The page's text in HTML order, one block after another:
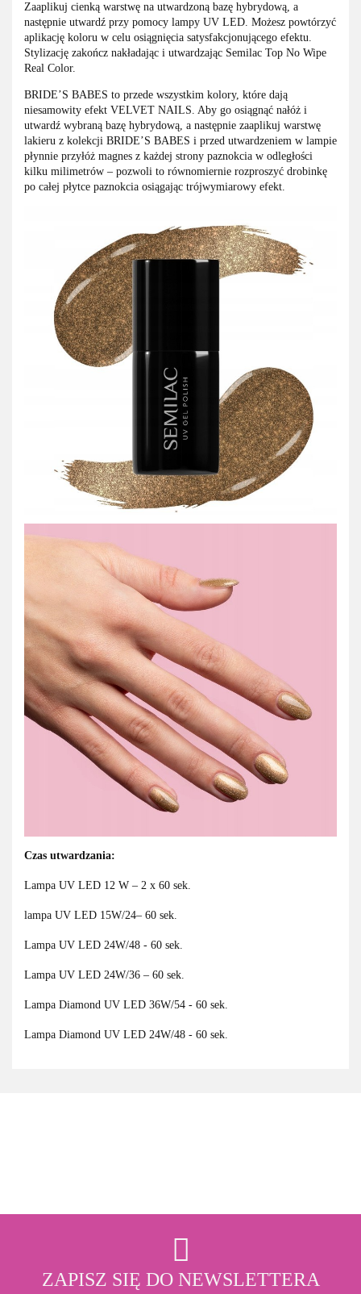
Zaaplikuj cienką warstwę na utwardzoną bazę hybrydową, a
następnie utwardź przy pomocy lampy UV LED. Możesz powtórzyć
aplikację koloru w celu osiągnięcia satysfakcjonującego efektu.
Stylizację zakończ nakładając i utwardzając Semilac Top No Wipe
Real Color.
BRIDE’S BABES to przede wszystkim kolory, które dają
niesamowity efekt VELVET NAILS. Aby go osiągnąć nałóż i
utwardź wybraną bazę hybrydową, a następnie zaaplikuj warstwę
lakieru z kolekcji BRIDE’S BABES i przed utwardzeniem w lampie
płynnie przyłóż magnes z każdej strony paznokcia w odległości
kilku milimetrów – pozwoli to równomiernie rozproszyć drobinkę
po całej płytce paznokcia osiągając trójwymiarowy efekt.
Czas utwardzania:
Lampa UV LED 12 W – 2 x 60 sek.
lampa UV LED 15W/24– 60 sek.
Lampa UV LED 24W/48 - 60 sek.
Lampa UV LED 24W/36 – 60 sek.
Lampa Diamond UV LED 36W/54 - 60 sek.
Lampa Diamond UV LED 24W/48 - 60 sek.
ZAPISZ SIĘ DO NEWSLETTERA